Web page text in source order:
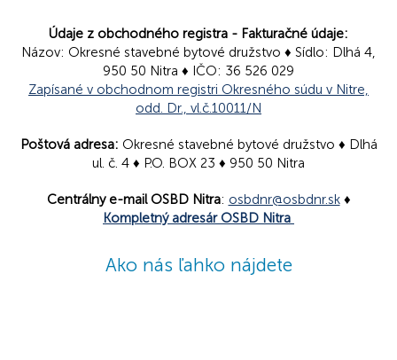
Údaje z obchodného registra - Fakturačné údaje:
Názov: Okresné stavebné bytové družstvo ♦ Sídlo: Dlhá 4,
950 50 Nitra ♦ IČO: 36 526 029
Zapísané v obchodnom registri Okresného súdu v Nitre,
odd. Dr., vl.č.10011/N
Poštová adresa: Okresné stavebné bytové družstvo ♦ Dlhá
ul. č. 4 ♦ P.O. BOX 23 ♦ 950 50 Nitra
Centrálny e-mail OSBD Nitra: osbdnr@osbdnr.sk♦
Kompletný adresár OSBD Nitra
Ako nás ľahko nájdete